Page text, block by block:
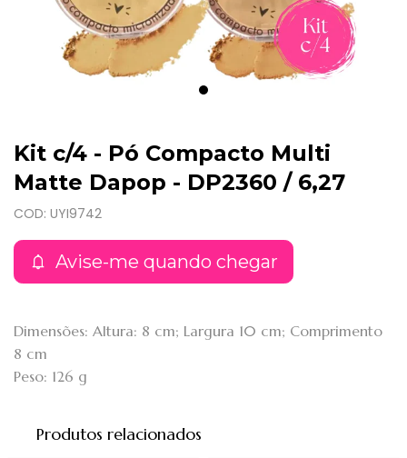
Kit c/4 - Pó Compacto Multi
Matte Dapop - DP2360 / 6,27
COD: UYI9742
Avise-me quando chegar
Dimensões: Altura: 8 cm; Largura 10 cm; Comprimento
8 cm
Peso: 126 g
Produtos relacionados